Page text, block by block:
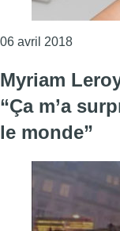
06 avril 2018
Myriam
“Ça m’a
le monde”